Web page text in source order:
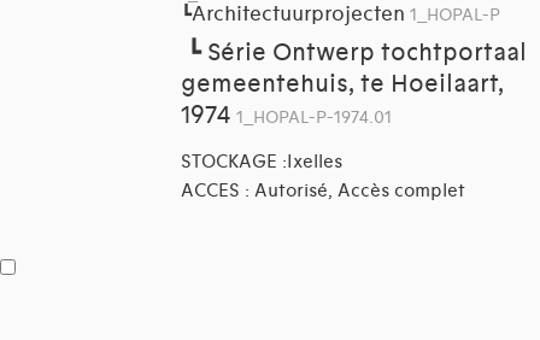
┗Architectuurprojecten 1_HOPAL-P
┗ Série Ontwerp tochtportaal
gemeentehuis, te Hoeilaart,
1974 1_HOPAL-P-1974.01
STOCKAGE :Ixelles
ACCES : Autorisé, Accès complet